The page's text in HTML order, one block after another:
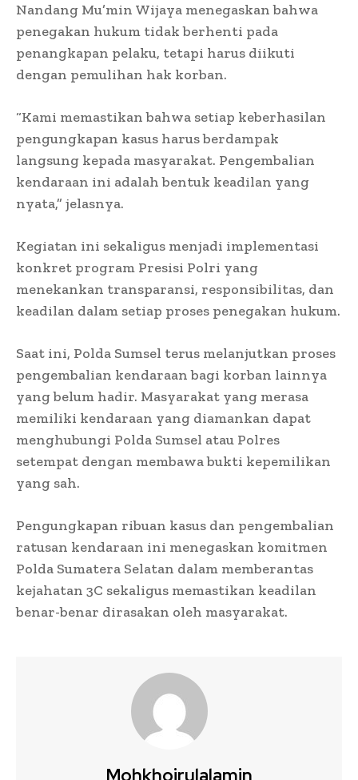
Nandang Mu’min Wijaya menegaskan bahwa
penegakan hukum tidak berhenti pada
penangkapan pelaku, tetapi harus diikuti
dengan pemulihan hak korban.
“Kami memastikan bahwa setiap keberhasilan
pengungkapan kasus harus berdampak
langsung kepada masyarakat. Pengembalian
kendaraan ini adalah bentuk keadilan yang
nyata,” jelasnya.
Kegiatan ini sekaligus menjadi implementasi
konkret program Presisi Polri yang
menekankan transparansi, responsibilitas, dan
keadilan dalam setiap proses penegakan hukum.
Saat ini, Polda Sumsel terus melanjutkan proses
pengembalian kendaraan bagi korban lainnya
yang belum hadir. Masyarakat yang merasa
memiliki kendaraan yang diamankan dapat
menghubungi Polda Sumsel atau Polres
setempat dengan membawa bukti kepemilikan
yang sah.
Pengungkapan ribuan kasus dan pengembalian
ratusan kendaraan ini menegaskan komitmen
Polda Sumatera Selatan dalam memberantas
kejahatan 3C sekaligus memastikan keadilan
benar-benar dirasakan oleh masyarakat.